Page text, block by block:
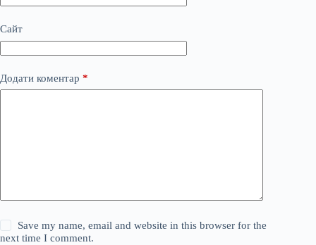
Сайт
Додати коментар *
Save my name, email and website in this browser for the
next time I comment.